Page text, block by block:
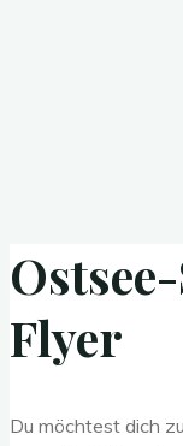
Flyer
Du möchtest dich